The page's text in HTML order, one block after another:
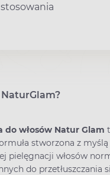
do włosów Natur Glam
stworzona z myślą
pielęgnacji włosów
do przetłuszczania